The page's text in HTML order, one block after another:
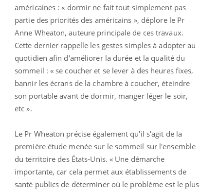
américaines : « dormir ne fait tout simplement pas
partie des priorités des américains », déplore le Pr
Anne Wheaton, auteure principale de ces travaux.
Cette dernier rappelle les gestes simples à adopter au
quotidien afin d'améliorer la durée et la qualité du
sommeil : « se coucher et se lever à des heures fixes,
bannir les écrans de la chambre à coucher, éteindre
son portable avant de dormir, manger léger le soir,
etc ».
Le Pr Wheaton précise également qu'il s'agit de la
première étude menée sur le sommeil sur l'ensemble
du territoire des États-Unis. « Une démarche
importante, car cela permet aux établissements de
santé publics de déterminer où le problème est le plus